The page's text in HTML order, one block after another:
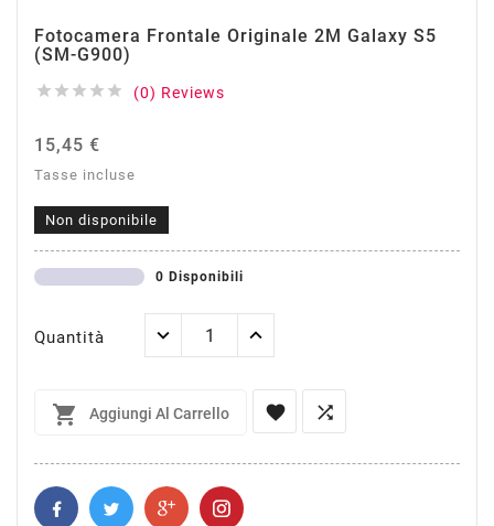
Fotocamera Frontale Originale 2M Galaxy S5
(SM-G900)
     (0) Reviews
15,45 €
Tasse incluse
Non disponibile
0 Disponibili
Quantità
 Aggiungi Al Carrello  